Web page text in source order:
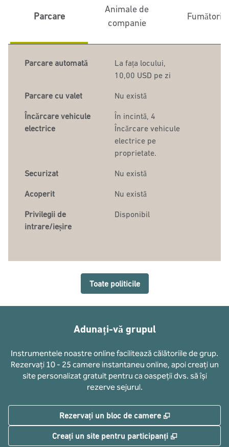
Parcare
Animale de
companie
Fumători
Parcare automată La fața locului,
10,00 USD pe zi
Parcare cu valet Nu există
Încărcare vehicule
electrice
În incintă, 4
Încărcare vehicule
electrice pe
proprietate.
Securizat Nu există
Acoperit Nu există
Privilegii de
intrare/ieșire
Disponibil
Toate politicile
Adunați-vă grupul
Instrumentele noastre online facilitează călătoriile de grup.
Rezervați 10 - 25 camere instantaneu online, apoi creați un
site personalizat gratuit pentru ca oaspeții dvs. să își
rezerve sejurul.
Rezervați un bloc de camere ,
Creați un site pentru participanți ,